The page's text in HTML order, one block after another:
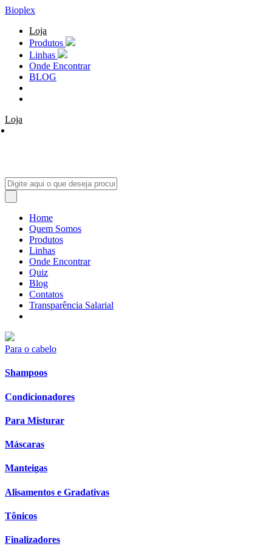
Bioplex
Loja
Produtos
Linhas
Onde Encontrar
BLOG
Loja
Home
Quem Somos
Produtos
Linhas
Onde Encontrar
Quiz
Blog
Contatos
Transparência Salarial
Para o cabelo
Shampoos
Condicionadores
Para Misturar
Máscaras
Manteigas
Alisamentos e Gradativas
Tônicos
Finalizadores